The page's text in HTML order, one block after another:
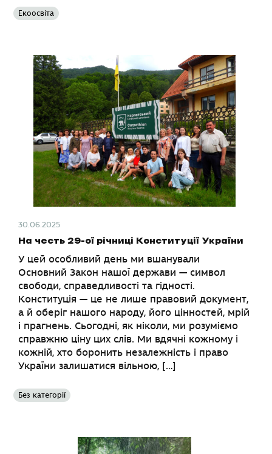
Екоосвіта
30.06.2025
На честь 29-ої річниці Конституції України
У цей особливий день ми вшанували
Основний Закон нашої держави — символ
свободи, справедливості та гідності.
Конституція — це не лише правовий документ,
а й оберіг нашого народу, його цінностей, мрій
і прагнень. Сьогодні, як ніколи, ми розуміємо
справжню ціну цих слів. Ми вдячні кожному і
кожній, хто боронить незалежність і право
України залишатися вільною, […]
Без категорії